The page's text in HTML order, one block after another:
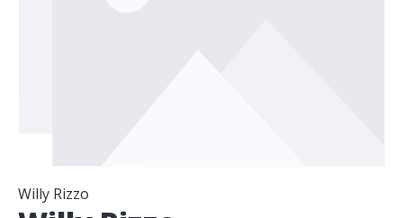
Willy Rizzo